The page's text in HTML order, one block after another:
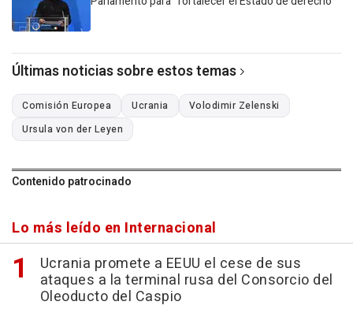
Últimas noticias sobre estos temas
Comisión Europea Ucrania
Volodimir Zelenski
Ursula von der Leyen
Contenido patrocinado
Lo más leído en Internacional
Ucrania promete a EEUU el cese de sus
ataques a la terminal rusa del Consorcio del
Oleoducto del Caspio